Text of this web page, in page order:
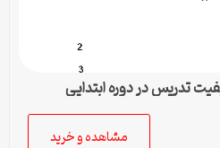
تدریس در دوره ابتدایی
مشاهده و خرید